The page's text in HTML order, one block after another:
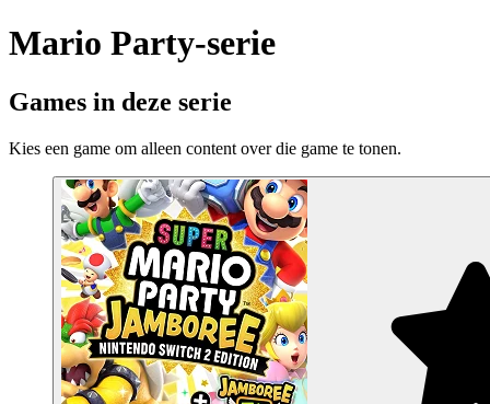
Mario Party-serie
Games in deze serie
Kies een game om alleen content over die game te tonen.